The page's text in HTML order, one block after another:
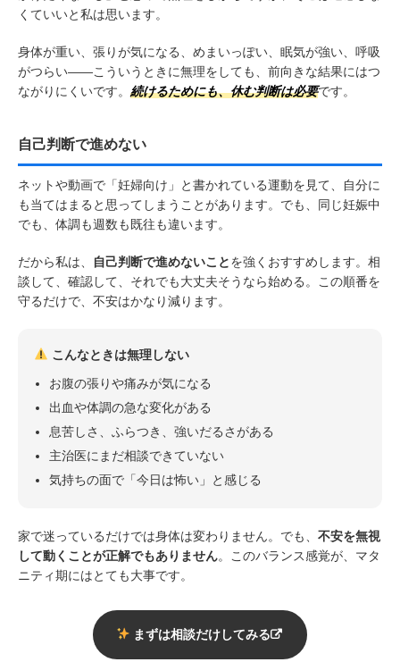
くていいと私は思います。
身体が重い、張りが気になる、めまいっぽい、眠気が強い、呼吸
がつらい——こういうときに無理をしても、前向きな結果にはつ
ながりにくいです。 続けるためにも、休む判断は必要です。
自己判断で進めない
ネットや動画で「妊婦向け」と書かれている運動を見て、自分に
も当てはまると思ってしまうことがあります。でも、同じ妊娠中
でも、体調も週数も既往も違います。
だから私は、 自己判断で進めないことを強くおすすめします。相
談して、確認して、それでも大丈夫そうなら始める。この順番を
守るだけで、不安はかなり減ります。
こんなときは無理しない
お腹の張りや痛みが気になる
出血や体調の急な変化がある
息苦しさ、ふらつき、強いだるさがある
主治医にまだ相談できていない
気持ちの面で「今日は怖い」と感じる
家で迷っているだけでは身体は変わりません。でも、 不安を無視
して動くことが正解でもありません。このバランス感覚が、マタ
ニティ期にはとても大事です。
まずは相談だけしてみる